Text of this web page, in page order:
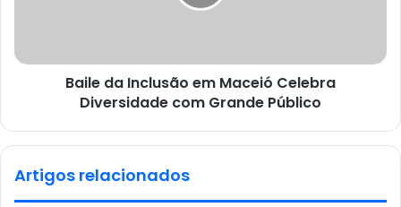
Baile da Inclusão em Maceió Celebra
Diversidade com Grande Público
Artigos relacionados